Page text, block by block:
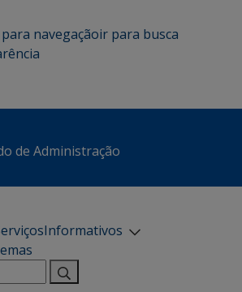
navegaçãoir para busca
de Administração
Informativos